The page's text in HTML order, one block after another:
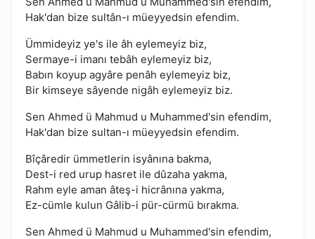
Hak'dan bize sultân-ı müeyyedsin efendim.
Ümmideyiz ye's ile âh eylemeyiz biz,
Sermaye-i imanı tebâh eylemeyiz biz,
Babın koyup agyâre penâh eylemeyiz biz,
Bir kimseye sâyende nigâh eylemeyiz biz.
Sen Ahmed ü Mahmud u Muhammed'sin efendim,
Hak'dan bize sultan-ı müeyyedsin efendim.
Bîçâredir ümmetlerin isyânına bakma,
Dest-i red urup hasret ile dûzaha yakma,
Rahm eyle aman âteş-i hicrânına yakma,
Ez-cümle kulun Gâlib-i pür-cürmü bırakma.
Sen Ahmed ü Mahmud u Muhammed'sin efendim,